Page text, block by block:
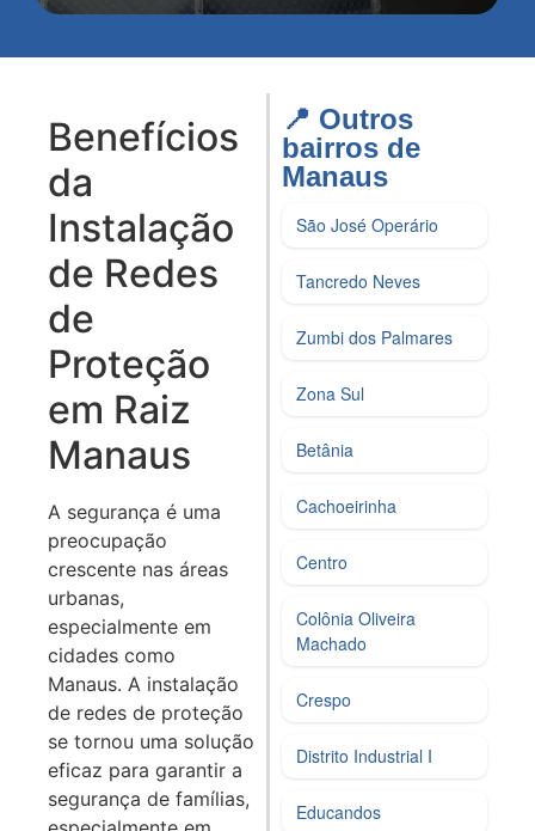
Benefícios
da
Instalação
de Redes
de
Proteção
em Raiz
Manaus
A segurança é uma
preocupação
crescente nas áreas
urbanas,
especialmente em
cidades como
Manaus. A instalação
de redes de proteção
se tornou uma solução
eficaz para garantir a
segurança de famílias,
📍 Outros
bairros de
Manaus​
São José Operário
Tancredo Neves
Zumbi dos Palmares
Zona Sul
Betânia
Cachoeirinha
Centro
Colônia Oliveira
Machado
Crespo
Distrito Industrial I
Educandos